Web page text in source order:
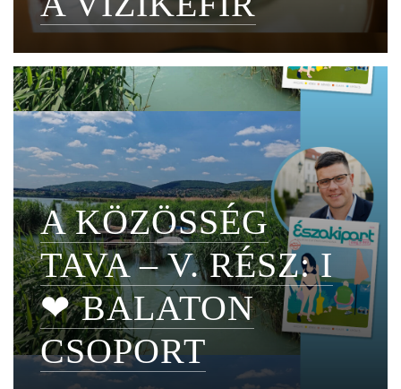
A KÖZÖSSÉG
TAVA – V. RÉSZ: I
❤ BALATON
CSOPORT